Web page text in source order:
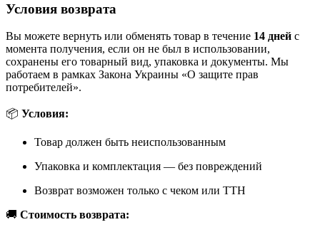
Условия возврата
Вы можете вернуть или обменять товар в течение 14 дней с
момента получения, если он не был в использовании,
сохранены его товарный вид, упаковка и документы. Мы
работаем в рамках Закона Украины «О защите прав
потребителей».
📦 Условия:
Товар должен быть неиспользованным
Упаковка и комплектация — без повреждений
Возврат возможен только с чеком или ТТН
🚚 Стоимость возврата: